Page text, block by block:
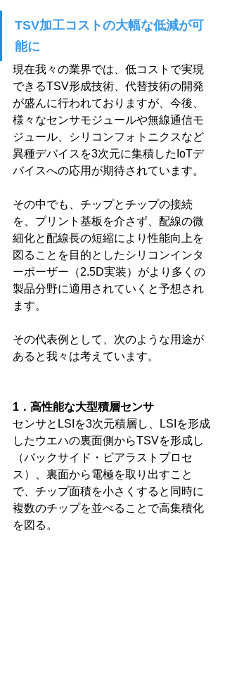
TSV加工コストの大幅な低減が可
能に
現在我々の業界では、低コストで実現
できるTSV形成技術、代替技術の開発
が盛んに行われておりますが、今後、
様々なセンサモジュールや無線通信モ
ジュール、シリコンフォトニクスなど
異種デバイスを3次元に集積したIoTデ
バイスへの応用が期待されています。
その中でも、チップとチップの接続
を、プリント基板を介さず、配線の微
細化と配線長の短縮により性能向上を
図ることを目的としたシリコンインタ
ーポーザー（2.5D実装）がより多くの
製品分野に適用されていくと予想され
ます。
その代表例として、次のような用途が
あると我々は考えています。
1．高性能な大型積層センサ
センサとLSIを3次元積層し、LSIを形成
したウエハの裏面側からTSVを形成し
（バックサイド・ビアラストプロセ
ス）、裏面から電極を取り出すこと
で、チップ面積を小さくすると同時に
複数のチップを並べることで高集積化
を図る。